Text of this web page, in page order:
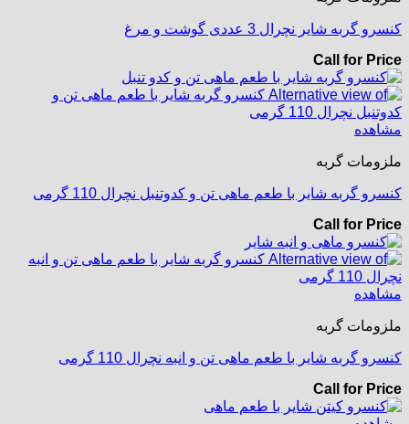
کنسرو گربه شایر نچرال 3 عددی گوشت و مرغ
Call for Price
مشاهده
ملزومات گربه
کنسرو گربه شایر با طعم ماهی تن و کدوتنبل نچرال 110 گرمی
Call for Price
مشاهده
ملزومات گربه
کنسرو گربه شایر با طعم ماهی تن و انبه نچرال 110 گرمی
Call for Price